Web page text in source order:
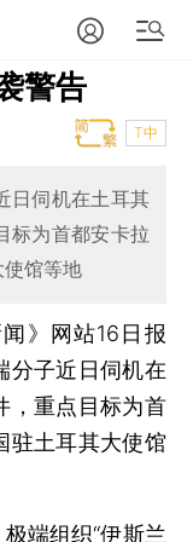
警告
T中
日伺机在土耳其
标为首都安卡拉
馆等地
》网站16日报
分子近日伺机在
，重点目标为首
驻土耳其大使馆
端组织“伊斯兰